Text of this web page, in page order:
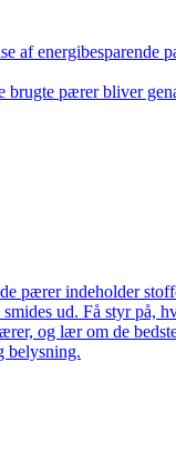
af energibesparende
brugte pærer bliver
pærer indeholder
ud. Få styr på,
og lær om de
belysning.